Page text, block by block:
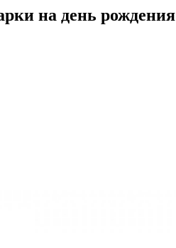
на день рождения